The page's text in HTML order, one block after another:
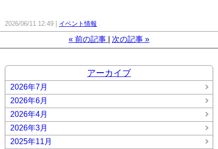
2026/06/11 12:49 イベント情報
« 前の記事 次の記事 »
アーカイブ
2026年7月
2026年6月
2026年4月
2026年3月
2025年11月